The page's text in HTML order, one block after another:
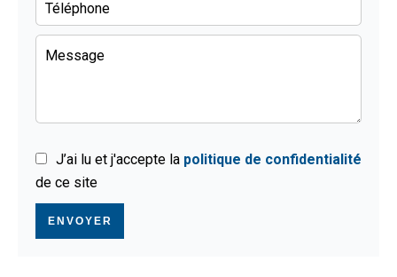
J’ai lu et j'accepte la politique de confidentialité
de ce site
ENVOYER